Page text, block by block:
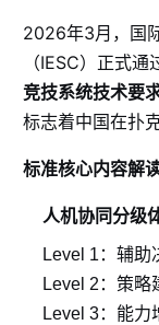
2026年3月，国
（IESC）正式通
竞技系统技术要求
标志着中国在扑
标准核心内容解读
人机协同分级
Level 1：辅助
Level 2：策略
Level 3：能力